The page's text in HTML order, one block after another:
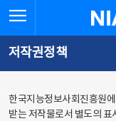
문
로
가
체
뉴
바
가
한국
저작권정책
한국지능정보사회진흥원
받는 저작물로서 별도의